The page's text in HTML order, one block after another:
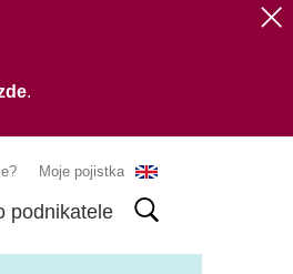
.
Moje pojistka
podnikatele